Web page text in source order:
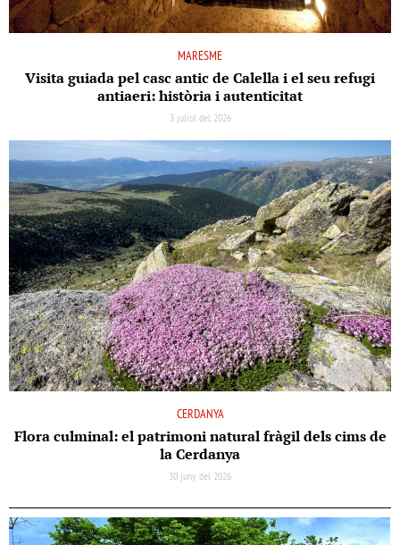
MARESME
Visita guiada pel casc antic de Calella i el seu refugi
antiaeri: història i autenticitat
3 juliol del 2026
CERDANYA
Flora culminal: el patrimoni natural fràgil dels cims de
la Cerdanya
30 juny del 2026